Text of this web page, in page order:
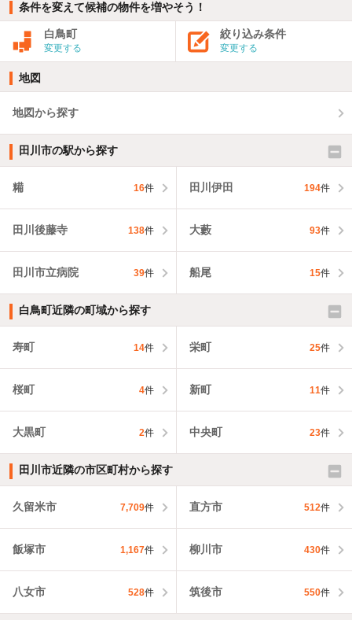
条件を変えて候補の物件を増やそう！
白鳥町
変更する
絞り込み条件
変更する
地図
地図から探す
田川市の駅から探す
糒 16件 田川伊田 194件
田川後藤寺 138件 大藪 93件
田川市立病院 39件 船尾 15件
白鳥町近隣の町域から探す
寿町 14件 栄町 25件
桜町 4件 新町 11件
大黒町 2件 中央町 23件
田川市近隣の市区町村から探す
久留米市 7,709件 直方市 512件
飯塚市 1,167件 柳川市 430件
八女市 528件 筑後市 550件